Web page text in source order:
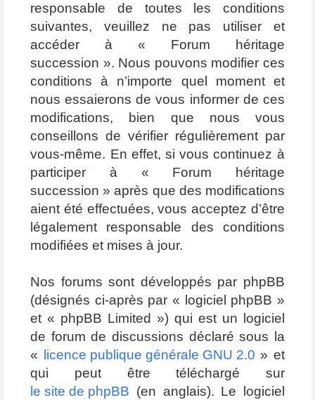
responsable de toutes les conditions
suivantes, veuillez ne pas utiliser et
accéder à « Forum héritage
succession ». Nous pouvons modifier ces
conditions à n’importe quel moment et
nous essaierons de vous informer de ces
modifications, bien que nous vous
conseillons de vérifier régulièrement par
vous-même. En effet, si vous continuez à
participer à « Forum héritage
succession » après que des modifications
aient été effectuées, vous acceptez d’être
légalement responsable des conditions
modifiées et mises à jour.
Nos forums sont développés par phpBB
(désignés ci-après par « logiciel phpBB »
et « phpBB Limited ») qui est un logiciel
de forum de discussions déclaré sous la
«
licence publique générale GNU 2.0 » et
qui peut être téléchargé sur
le site de phpBB (en anglais). Le logiciel